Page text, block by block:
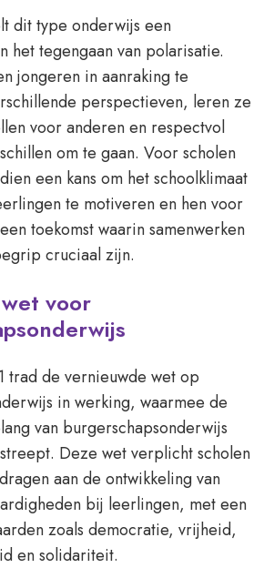
dit type onderwijs een
het tegengaan van polarisatie.
jongeren in aanraking te
perspectieven, leren ze
voor anderen en respectvol
om te gaan. Voor scholen
een kans om het schoolklimaat
te motiveren en hen voor
toekomst waarin samenwerken
cruciaal zijn.
voor
trad de vernieuwde wet op
in werking, waarmee de
van burgerschapsonderwijs
Deze wet verplicht scholen
aan de ontwikkeling van
bij leerlingen, met een
zoals democratie, vrijheid,
en solidariteit.